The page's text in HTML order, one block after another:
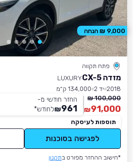
פתח תקווה
מזדה CX-5
LUXURY
2018 יד 2
134,000 ק״מ
100,000 ₪
91,000
₪
החזר חודשי מ-
961
₪לחודש*
תוספות לעיסקה
לפגישה בסוכנות
*חישוב ההחזר מפורט בתקנון
9,000 ₪ הנחה